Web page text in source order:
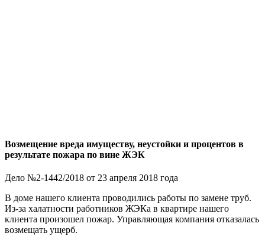
Возмещение вреда имуществу, неустойки и процентов в
результате пожара по вине ЖЭК
Дело №2-1442/2018 от 23 апреля 2018 года
В доме нашего клиента проводились работы по замене труб.
Из-за халатности работников ЖЭКа в квартире нашего
клиента произошел пожар. Управляющая компания отказалась
возмещать ущерб.